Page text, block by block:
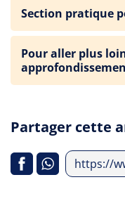
Section pratique
Pour aller plus
Partager cette
https://